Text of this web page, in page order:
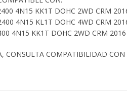
4N15 KK1T DOHC 2WD CRM
4N15 KL1T DOHC 4WD CRM
4N15 KK1T DOHC 2WD CRM
CONSULTA COMPATIBILIDAD